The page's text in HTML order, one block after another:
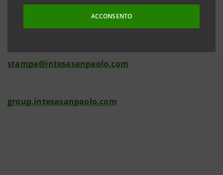
ACCONSENTO
stampa@intesasanpaolo.com
group.intesasanpaolo.com